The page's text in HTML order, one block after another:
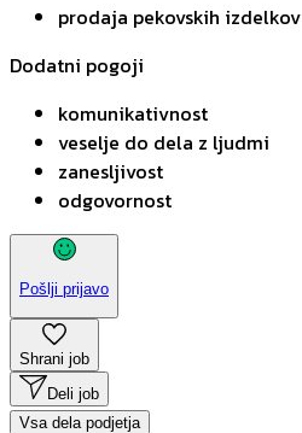
prodaja pekovskih izdelkov
Dodatni pogoji
komunikativnost
veselje do dela z ljudmi
zanesljivost
odgovornost
Pošlji prijavo
Shrani job
Deli job
Vsa dela podjetja